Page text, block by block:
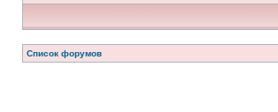
Список форумов